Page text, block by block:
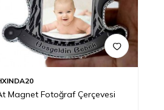
Magnet Fotoğraf Çerçevesi